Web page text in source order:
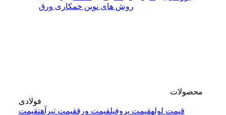
روش های نوین خمکاری ورق
محصولات
فولادی
قیمت لولهقیمت پروفیلقیمت ورققیمت تیرآهنقیمت